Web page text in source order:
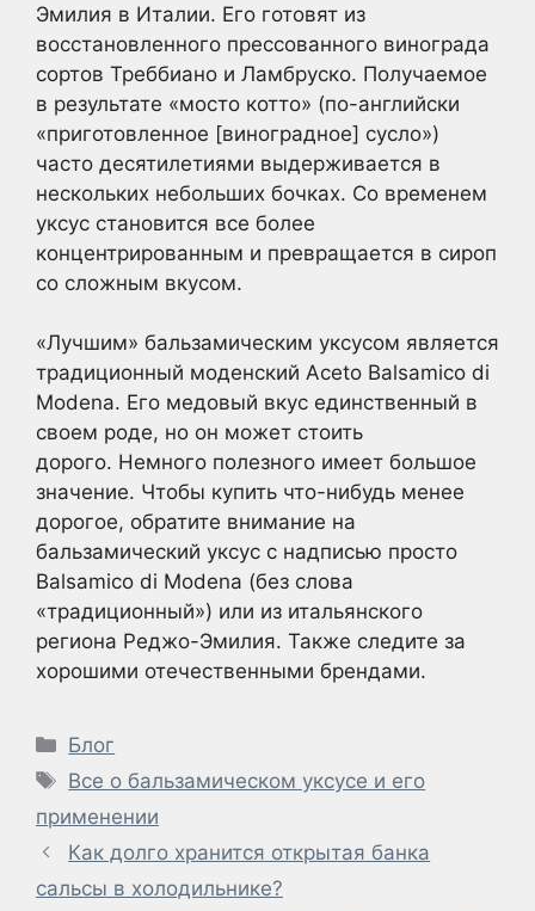
Эмилия в Италии. Его готовят из
восстановленного прессованного винограда
сортов Треббиано и Ламбруско. Получаемое
в результате «мосто котто» (по-английски
«приготовленное [виноградное] сусло»)
часто десятилетиями выдерживается в
нескольких небольших бочках. Со временем
уксус становится все более
концентрированным и превращается в сироп
со сложным вкусом.
«Лучшим» бальзамическим уксусом является
традиционный моденский Aceto Balsamico di
Modena. Его медовый вкус единственный в
своем роде, но он может стоить
дорого. Немного полезного имеет большое
значение. Чтобы купить что-нибудь менее
дорогое, обратите внимание на
бальзамический уксус с надписью просто
Balsamico di Modena (без слова
«традиционный») или из итальянского
региона Реджо-Эмилия. Также следите за
хорошими отечественными брендами.
Рубрики
Блог
Метки
Все о бальзамическом уксусе и его
применении
Как долго хранится открытая банка
сальсы в холодильнике?